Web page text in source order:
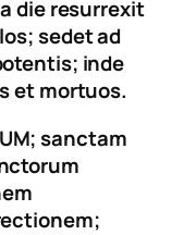
die resurrexit
sedet ad
inde
et mortuos.
sanctam